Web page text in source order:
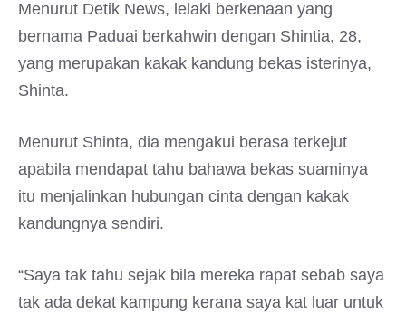
Menurut Detik News, lelaki berkenaan yang
bernama Paduai berkahwin dengan Shintia, 28,
yang merupakan kakak kandung bekas isterinya,
Shinta.
Menurut Shinta, dia mengakui berasa terkejut
apabila mendapat tahu bahawa bekas suaminya
itu menjalinkan hubungan cinta dengan kakak
kandungnya sendiri.
“Saya tak tahu sejak bila mereka rapat sebab saya
tak ada dekat kampung kerana saya kat luar untuk